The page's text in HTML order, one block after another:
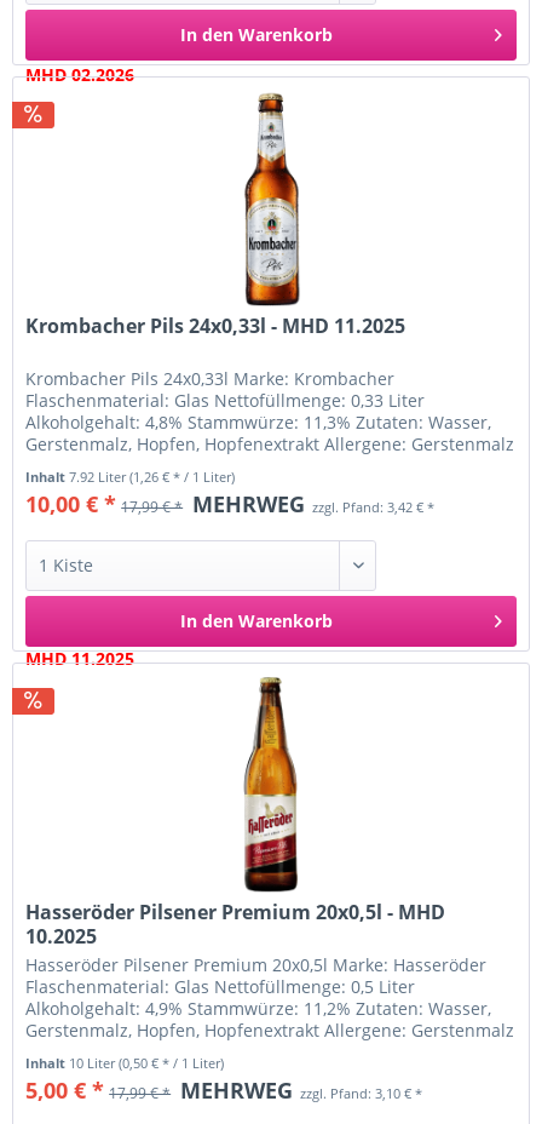
In den Warenkorb
MHD 02.2026
Krombacher Pils 24x0,33l - MHD 11.2025
Krombacher Pils 24x0,33l Marke: Krombacher
Flaschenmaterial: Glas Nettofüllmenge: 0,33 Liter
Alkoholgehalt: 4,8% Stammwürze: 11,3% Zutaten: Wasser,
Gerstenmalz, Hopfen, Hopfenextrakt Allergene: Gerstenmalz
Inhalt7.92 Liter(1,26 € * / 1 Liter)
10,00 € * 17,99 € * MEHRWEG zzgl. Pfand: 3,42 € *
In den Warenkorb
MHD 11.2025
Hasseröder Pilsener Premium 20x0,5l - MHD
10.2025
Hasseröder Pilsener Premium 20x0,5l Marke: Hasseröder
Flaschenmaterial: Glas Nettofüllmenge: 0,5 Liter
Alkoholgehalt: 4,9% Stammwürze: 11,2% Zutaten: Wasser,
Gerstenmalz, Hopfen, Hopfenextrakt Allergene: Gerstenmalz
Inhalt 10 Liter(0,50 € * / 1 Liter)
5,00 € * 17,99 € * MEHRWEG zzgl. Pfand: 3,10 € *